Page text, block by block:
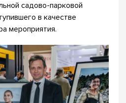
садово-парковой
в качестве
мероприятия.